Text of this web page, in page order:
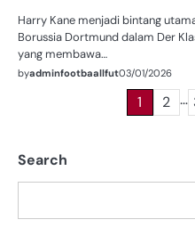
Harry Kane menjadi bintang
Borussia Dortmund dalam Der
yang membawa…
byadminfootbaallfut03/01/2026
1 2 …
Search